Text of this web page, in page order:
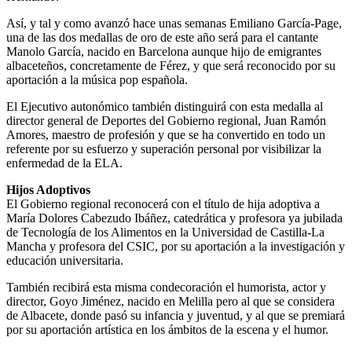
Así, y tal y como avanzó hace unas semanas Emiliano García-Page,
una de las dos medallas de oro de este año será para el cantante
Manolo García, nacido en Barcelona aunque hijo de emigrantes
albaceteños, concretamente de Férez, y que será reconocido por su
aportación a la música pop española.
El Ejecutivo autonómico también distinguirá con esta medalla al
director general de Deportes del Gobierno regional, Juan Ramón
Amores, maestro de profesión y que se ha convertido en todo un
referente por su esfuerzo y superación personal por visibilizar la
enfermedad de la ELA.
Hijos Adoptivos
El Gobierno regional reconocerá con el título de hija adoptiva a
María Dolores Cabezudo Ibáñez, catedrática y profesora ya jubilada
de Tecnología de los Alimentos en la Universidad de Castilla-La
Mancha y profesora del CSIC, por su aportación a la investigación y
educación universitaria.
También recibirá esta misma condecoración el humorista, actor y
director, Goyo Jiménez, nacido en Melilla pero al que se considera
de Albacete, donde pasó su infancia y juventud, y al que se premiará
por su aportación artística en los ámbitos de la escena y el humor.